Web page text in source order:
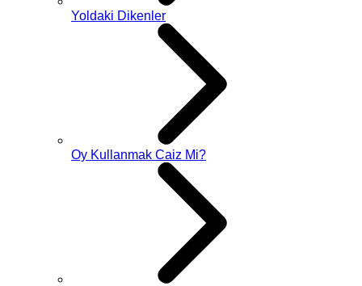
Yoldaki Dikenler
Oy Kullanmak Caiz Mi?